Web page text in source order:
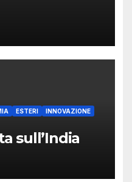
ESTERI
INNOVAZIONE
sull’India